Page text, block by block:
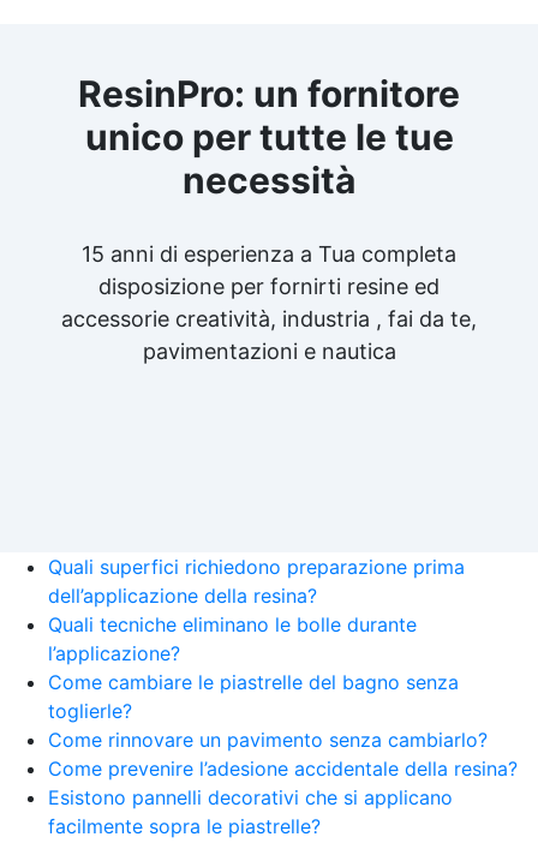
ResinPro: un fornitore
unico per tutte le tue
necessità
15 anni di esperienza a Tua completa
disposizione per fornirti resine ed
accessorie creatività, industria , fai da te,
pavimentazioni e nautica
Quali superfici richiedono preparazione prima
dell’applicazione della resina?
Quali tecniche eliminano le bolle durante
l’applicazione?
Come cambiare le piastrelle del bagno senza
toglierle?
Come rinnovare un pavimento senza cambiarlo?
Come prevenire l’adesione accidentale della resina?
Esistono pannelli decorativi che si applicano
facilmente sopra le piastrelle?